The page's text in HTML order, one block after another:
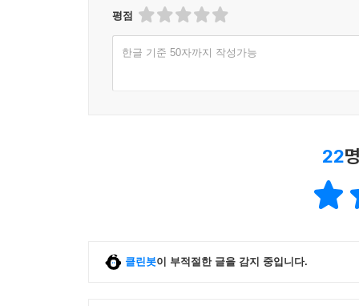
평점
한글 기준 50자까지 작성가능
22
클린봇이 부적절한 글을 감지 중입니다.